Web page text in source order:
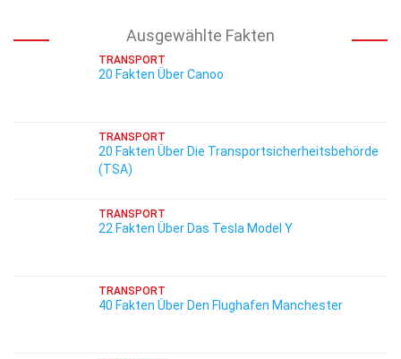
Ausgewählte Fakten
TRANSPORT
20 Fakten Über Canoo
TRANSPORT
20 Fakten Über Die Transportsicherheitsbehörde
(TSA)
TRANSPORT
22 Fakten Über Das Tesla Model Y
TRANSPORT
40 Fakten Über Den Flughafen Manchester